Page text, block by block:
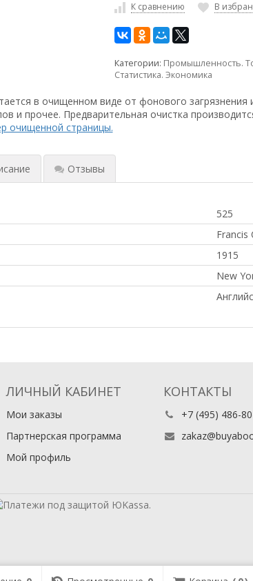
К сравнению В
Категории: Промышленность.
Статистика. Экономика
в очищенном виде от фонового
и прочее. Предварительная очистка
очищенной страницы.
Отзывы
525
Francis
1915
New
ЛИЧНЫЙ КАБИНЕТ
Мои заказы
Партнерская программа
Мой профиль
КОНТАКТЫ
+7 (495) 486-